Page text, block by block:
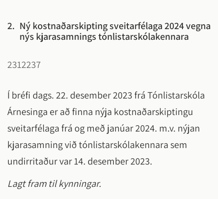
2. Ný kostnaðarskipting sveitarfélaga 2024 vegna
nýs kjarasamnings tónlistarskólakennara
2312237
Í bréfi dags. 22. desember 2023 frá Tónlistarskóla
Árnesinga er að finna nýja kostnaðarskiptingu
sveitarfélaga frá og með janúar 2024. m.v. nýjan
kjarasamning við tónlistarskólakennara sem
undirritaður var 14. desember 2023.
Lagt fram til kynningar.